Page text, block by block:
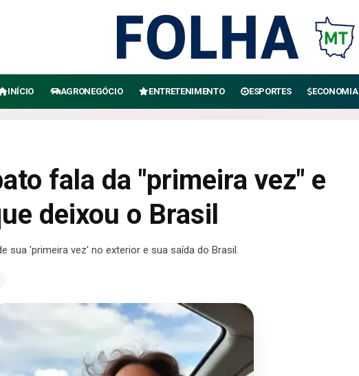
INÍCIO AGRONEGÓCIO ENTRETENIMENTO ESPORTES ECONOMIA
fala da "primeira vez" e
deixou o Brasil
sua 'primeira vez' no exterior e sua saída do Brasil.